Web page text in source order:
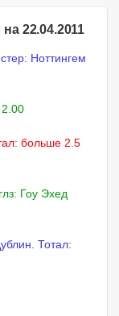
22.04.2011
Ноттингем
больше 2.5
Гоу Эхед
Тотал: